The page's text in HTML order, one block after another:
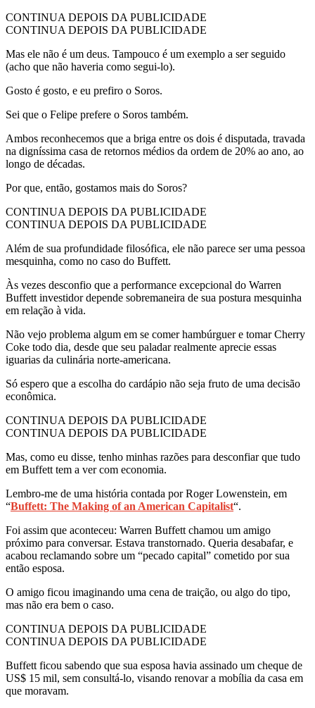
CONTINUA DEPOIS DA PUBLICIDADE
CONTINUA DEPOIS DA PUBLICIDADE
Mas ele não é um deus. Tampouco é um exemplo a ser seguido
(acho que não haveria como segui-lo).
Gosto é gosto, e eu prefiro o Soros.
Sei que o Felipe prefere o Soros também.
Ambos reconhecemos que a briga entre os dois é disputada, travada
na digníssima casa de retornos médios da ordem de 20% ao ano, ao
longo de décadas.
Por que, então, gostamos mais do Soros?
CONTINUA DEPOIS DA PUBLICIDADE
CONTINUA DEPOIS DA PUBLICIDADE
Além de sua profundidade filosófica, ele não parece ser uma pessoa
mesquinha, como no caso do Buffett.
Às vezes desconfio que a performance excepcional do Warren
Buffett investidor depende sobremaneira de sua postura mesquinha
em relação à vida.
Não vejo problema algum em se comer hambúrguer e tomar Cherry
Coke todo dia, desde que seu paladar realmente aprecie essas
iguarias da culinária norte-americana.
Só espero que a escolha do cardápio não seja fruto de uma decisão
econômica.
CONTINUA DEPOIS DA PUBLICIDADE
CONTINUA DEPOIS DA PUBLICIDADE
Mas, como eu disse, tenho minhas razões para desconfiar que tudo
em Buffett tem a ver com economia.
Lembro-me de uma história contada por Roger Lowenstein, em
“Buffett: The Making of an American Capitalist“.
Foi assim que aconteceu: Warren Buffett chamou um amigo
próximo para conversar. Estava transtornado. Queria desabafar, e
acabou reclamando sobre um “pecado capital” cometido por sua
então esposa.
O amigo ficou imaginando uma cena de traição, ou algo do tipo,
mas não era bem o caso.
CONTINUA DEPOIS DA PUBLICIDADE
CONTINUA DEPOIS DA PUBLICIDADE
Buffett ficou sabendo que sua esposa havia assinado um cheque de
US$ 15 mil, sem consultá-lo, visando renovar a mobília da casa em
que moravam.